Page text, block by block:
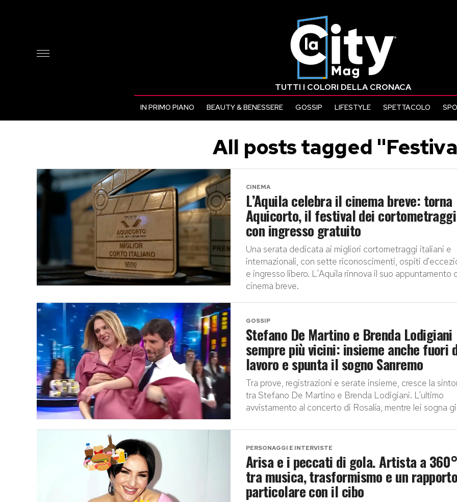
TUTTI I COLORI DELLA CRONACA
IN PRIMO PIANO BEAUTY & BENESSERE GOSSIP LIFESTYLE SPETTACOLO
All posts tagged
CINEMA
L’Aquila celebra il cinema breve: torna
Aquicorto, il festival dei cortometraggi
con ingresso gratuito
Una serata dedicata ai migliori cortometraggi italiani e
internazionali, con sette riconoscimenti, ospiti
e ingresso libero. L'Aquila rinnova il suo appuntamento
cinema breve.
GOSSIP
Stefano De Martino e Brenda Lodigiani
sempre più vicini: insieme anche fuori
lavoro e spunta il sogno Sanremo
Tra prove, registrazioni e serate insieme, cresce la
tra Stefano De Martino e Brenda Lodigiani. L’ultimo
avvistamento al concerto di Rosalía, mentre lei sogna
PERSONAGGI E INTERVISTE
Arisa e i peccati di gola. Artista a 360°
tra musica, trasformismo e un rapporto
particolare con il cibo